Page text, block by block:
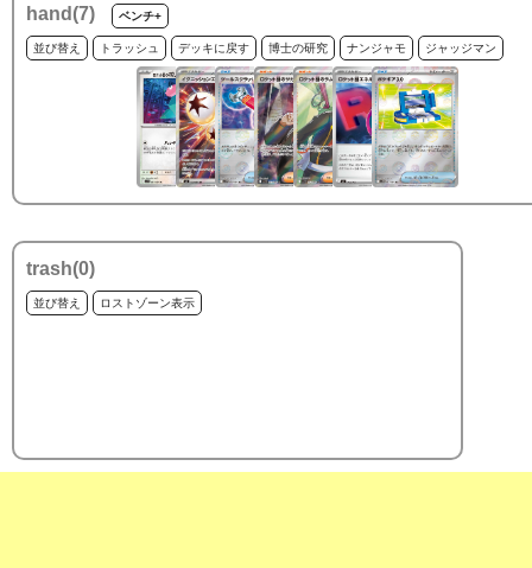
hand(7) ベンチ+
並び替え トラッシュ デッキに戻す 博士の研究 ナンジャモ ジャッジマン
trash(0)
並び替え ロストゾーン表示